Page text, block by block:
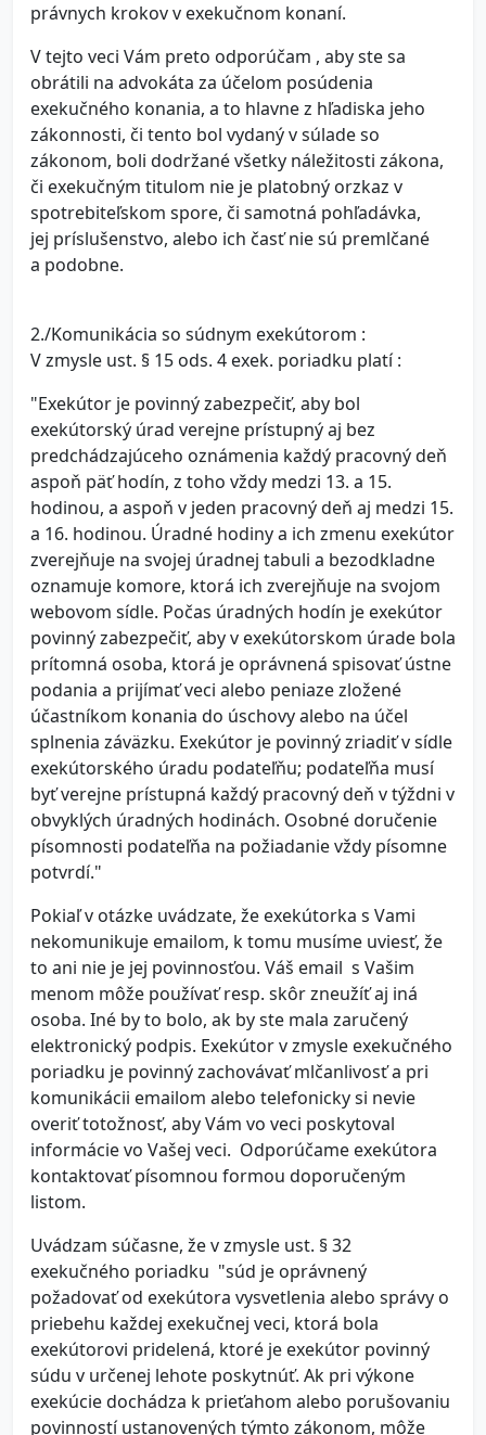
právnych krokov v exekučnom konaní.
V tejto veci Vám preto odporúčam , aby ste sa
obrátili na advokáta za účelom posúdenia
exekučného konania, a to hlavne z hľadiska jeho
zákonnosti, či tento bol vydaný v súlade so
zákonom, boli dodržané všetky náležitosti zákona,
či exekučným titulom nie je platobný orzkaz v
spotrebiteľskom spore, či samotná pohľadávka,
jej príslušenstvo, alebo ich časť nie sú premlčané
a podobne.
2./Komunikácia so súdnym exekútorom :
V zmysle ust. § 15 ods. 4 exek. poriadku platí :
"Exekútor je povinný zabezpečiť, aby bol
exekútorský úrad verejne prístupný aj bez
predchádzajúceho oznámenia každý pracovný deň
aspoň päť hodín, z toho vždy medzi 13. a 15.
hodinou, a aspoň v jeden pracovný deň aj medzi 15.
a 16. hodinou. Úradné hodiny a ich zmenu exekútor
zverejňuje na svojej úradnej tabuli a bezodkladne
oznamuje komore, ktorá ich zverejňuje na svojom
webovom sídle. Počas úradných hodín je exekútor
povinný zabezpečiť, aby v exekútorskom úrade bola
prítomná osoba, ktorá je oprávnená spisovať ústne
podania a prijímať veci alebo peniaze zložené
účastníkom konania do úschovy alebo na účel
splnenia záväzku. Exekútor je povinný zriadiť v sídle
exekútorského úradu podateľňu; podateľňa musí
byť verejne prístupná každý pracovný deň v týždni v
obvyklých úradných hodinách. Osobné doručenie
písomnosti podateľňa na požiadanie vždy písomne
potvrdí."
Pokiaľ v otázke uvádzate, že exekútorka s Vami
nekomunikuje emailom, k tomu musíme uviesť, že
to ani nie je jej povinnosťou. Váš email s Vašim
menom môže používať resp. skôr zneužíť aj iná
osoba. Iné by to bolo, ak by ste mala zaručený
elektronický podpis. Exekútor v zmysle exekučného
poriadku je povinný zachovávať mlčanlivosť a pri
komunikácii emailom alebo telefonicky si nevie
overiť totožnosť, aby Vám vo veci poskytoval
informácie vo Vašej veci. Odporúčame exekútora
kontaktovať písomnou formou doporučeným
listom.
Uvádzam súčasne, že v zmysle ust. § 32
exekučného poriadku "súd je oprávnený
požadovať od exekútora vysvetlenia alebo správy o
priebehu každej exekučnej veci, ktorá bola
exekútorovi pridelená, ktoré je exekútor povinný
súdu v určenej lehote poskytnúť. Ak pri výkone
exekúcie dochádza k prieťahom alebo porušovaniu
povinností ustanovených týmto zákonom, môže